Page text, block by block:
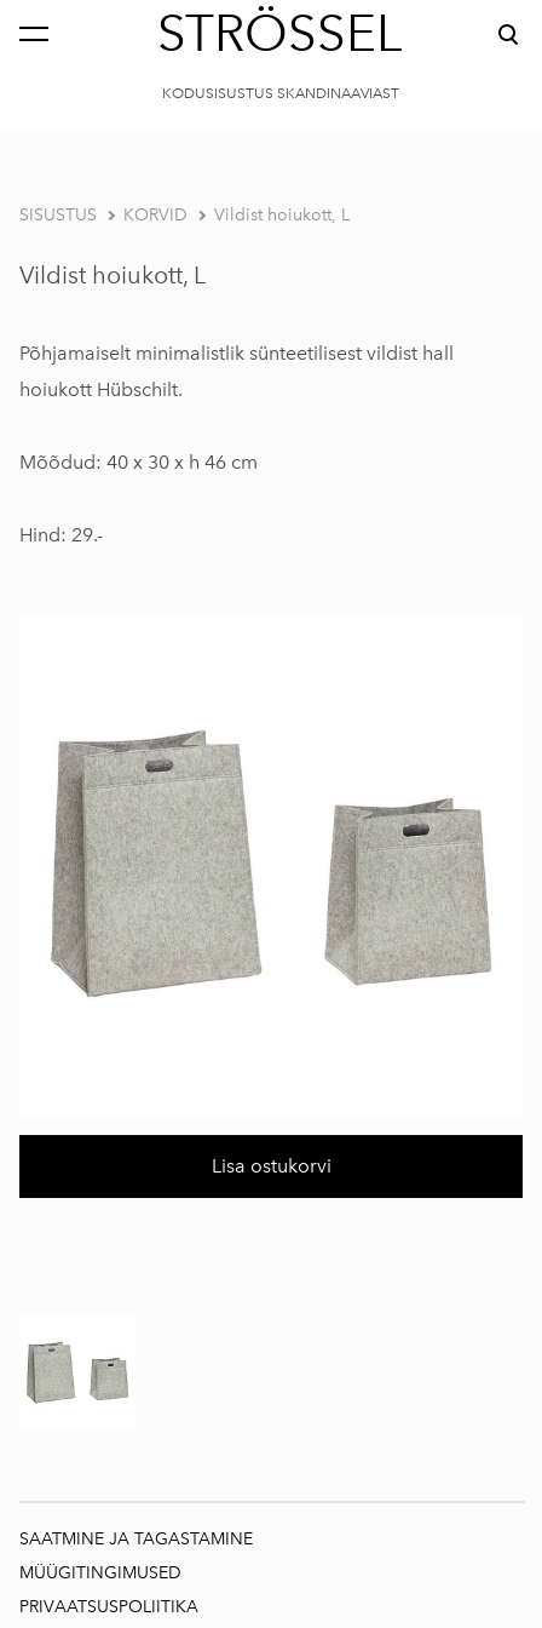
STRÖSSEL
KODUSISUSTUS SKANDINAAVIAST
SISUSTUS KORVID Vildist hoiukott, L
Vildist hoiukott, L
Põhjamaiselt minimalistlik sünteetilisest vildist hall
hoiukott Hübschilt.
Mõõdud: 40 x 30 x h 46 cm
Hind: 29.-
Lisa ostukorvi
SAATMINE JA TAGASTAMINE
MÜÜGITINGIMUSED
PRIVAATSUSPOLIITIKA